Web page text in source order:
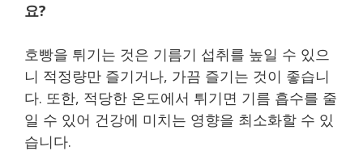
요?
호빵을 튀기는 것은 기름기 섭취를 높일 수 있으
니 적정량만 즐기거나, 가끔 즐기는 것이 좋습니
다. 또한, 적당한 온도에서 튀기면 기름 흡수를 줄
일 수 있어 건강에 미치는 영향을 최소화할 수 있
습니다.